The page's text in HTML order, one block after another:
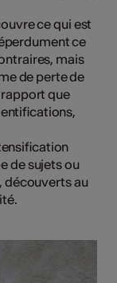
ce qui est
ce
mais
de perte de
que
de sujets ou
découverts au